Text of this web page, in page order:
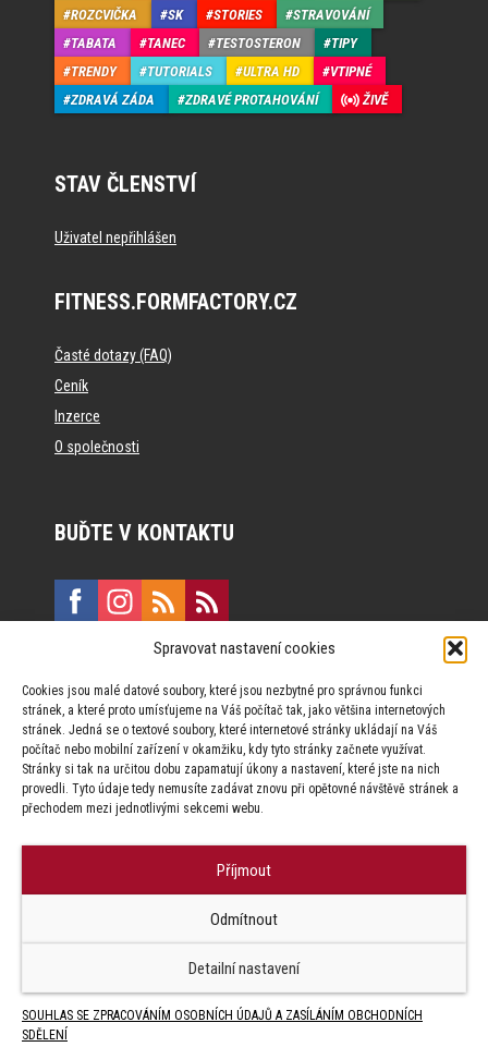
Spravovat nastavení cookies
Cookies jsou malé datové soubory, které jsou nezbytné pro správnou funkci
stránek, a které proto umísťujeme na Váš počítač tak, jako většina internetových
stránek. Jedná se o textové soubory, které internetové stránky ukládají na Váš
počítač nebo mobilní zařízení v okamžiku, kdy tyto stránky začnete využívat.
Stránky si tak na určitou dobu zapamatují úkony a nastavení, které jste na nich
provedli. Tyto údaje tedy nemusíte zadávat znovu při opětovné návštěvě stránek a
přechodem mezi jednotlivými sekcemi webu.
Příjmout
Odmítnout
Detailní nastavení
SOUHLAS SE ZPRACOVÁNÍM OSOBNÍCH ÚDAJŮ A ZASÍLÁNÍM OBCHODNÍCH
SDĚLENÍ
ROZCVIČKA
SK STORIES
STRAVOVÁNÍ
TABATA
TANEC TESTOSTERON
TIPY
TRENDY
TUTORIALS ULTRA HD
VTIPNÉ
ZDRAVÁ ZÁDA
ZDRAVÉ PROTAHOVÁNÍ ŽIVĚ
STAV ČLENSTVÍ
Uživatel nepřihlášen
FITNESS.FORMFACTORY.CZ
Časté dotazy (FAQ)
Ceník
Inzerce
O společnosti
BUĎTE V KONTAKTU
Vinohradská 190, 130 00 Praha 3
Za publikovaný obsah odpovídají jednotliví autoři.
Factory s.r.o. zapovězeno.